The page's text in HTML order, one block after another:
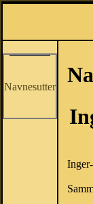
Navnesutter